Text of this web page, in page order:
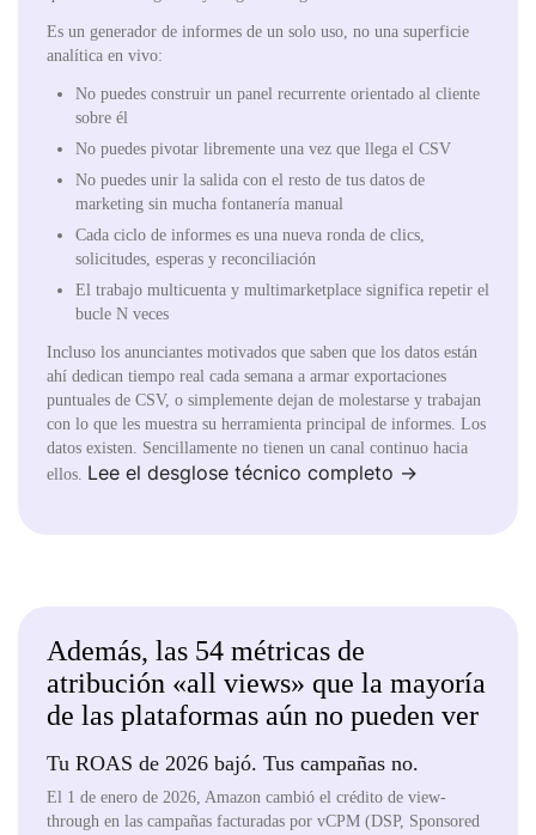
Es un generador de informes de un solo uso, no una superficie
analítica en vivo:
No puedes construir un panel recurrente orientado al cliente
sobre él
No puedes pivotar libremente una vez que llega el CSV
No puedes unir la salida con el resto de tus datos de
marketing sin mucha fontanería manual
Cada ciclo de informes es una nueva ronda de clics,
solicitudes, esperas y reconciliación
El trabajo multicuenta y multimarketplace significa repetir el
bucle N veces
Incluso los anunciantes motivados que saben que los datos están
ahí dedican tiempo real cada semana a armar exportaciones
puntuales de CSV, o simplemente dejan de molestarse y trabajan
con lo que les muestra su herramienta principal de informes. Los
datos existen. Sencillamente no tienen un canal continuo hacia
ellos. Lee el desglose técnico completo →
Además, las 54 métricas de
atribución «all views» que la mayoría
de las plataformas aún no pueden ver
Tu ROAS de 2026 bajó. Tus campañas no.
El 1 de enero de 2026, Amazon cambió el crédito de view-
through en las campañas facturadas por vCPM (DSP, Sponsored